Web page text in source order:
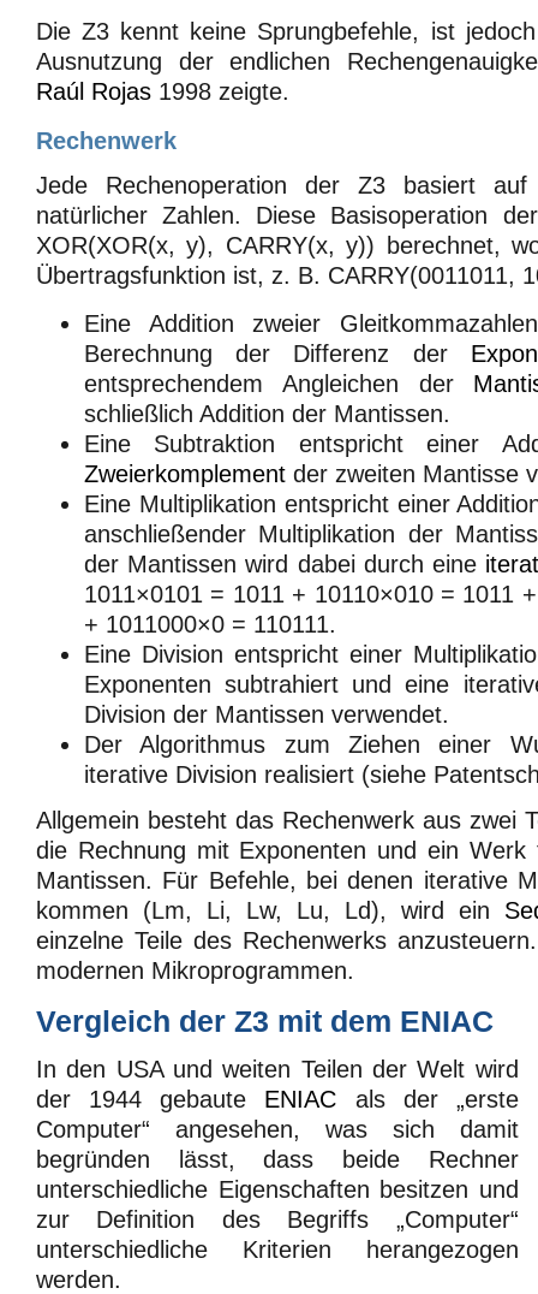
Die Z3 kennt keine Sprungbefehle, ist
Ausnutzung der endlichen
Raúl Rojas 1998 zeigte.
Rechenwerk
Jede Rechenoperation der Z3 basiert
natürlicher Zahlen. Diese Basisoperation
XOR(XOR(x, y), CARRY(x, y)) berechnet,
Übertragsfunktion ist, z. B. CARRY(0011011,
Eine Addition zweier
Berechnung der Differenz der
entsprechendem Angleichen der
schließlich Addition der Mantissen.
Eine Subtraktion entspricht einer
Zweierkomplement der zweiten Mantisse
Eine Multiplikation entspricht einer
anschließender Multiplikation der
der Mantissen wird dabei durch eine
1011×0101 = 1011 + 10110×010 = 1011
+ 1011000×0 = 110111.
Eine Division entspricht einer
Exponenten subtrahiert und eine
Division der Mantissen verwendet.
Der Algorithmus zum Ziehen einer
iterative Division realisiert (siehe
Allgemein besteht das Rechenwerk aus zwei
die Rechnung mit Exponenten und ein
Mantissen. Für Befehle, bei denen iterative
kommen (Lm, Li, Lw, Lu, Ld), wird ein
einzelne Teile des Rechenwerks
modernen Mikroprogrammen.
Vergleich der Z3 mit dem ENIAC
In den USA und weiten Teilen der Welt wird
der 1944 gebaute ENIAC als der „erste
Computer“ angesehen, was sich damit
begründen lässt, dass beide Rechner
unterschiedliche Eigenschaften besitzen und
zur Definition des Begriffs „Computer“
unterschiedliche Kriterien herangezogen
werden.